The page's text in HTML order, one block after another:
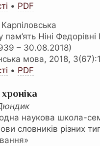
• PDF
пам’ять Ніні
– 30.08.2018)
мова, 2018,
• PDF
наукова школа-
словників різних